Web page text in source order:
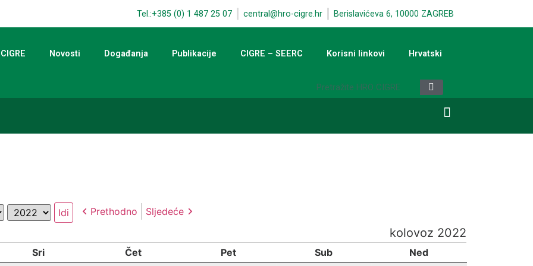
Tel.:+385 (0) 1 487 25 07 central@hro-cigre.hr Berislavićeva 6, 10000 ZAGREB
Novosti Događanja Publikacije CIGRE – SEERC Korisni linkovi Hrvatski
Godina Prethodno Sljedeće
kolovoz 2022
Sri Čet Pet Sub
Ned